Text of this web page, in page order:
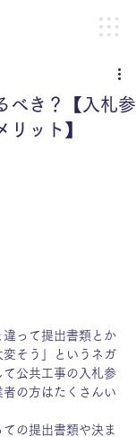
べき？【入札参
リット】
違って提出書類とか
そう」というネガ
公共工事の入札参
の方はたくさんい
の提出書類や決ま